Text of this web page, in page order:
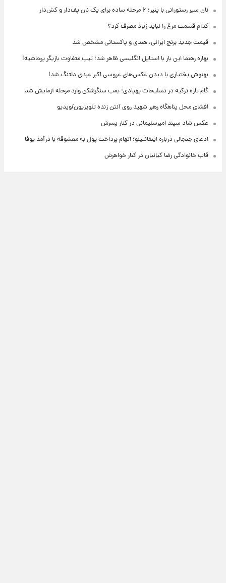
نان سیر رستورانی با پنیر؛ ۶ مرحله ساده برای یک نان پف‌دار و کش‌دار
کدام قسمت مرغ را نباید زیاد مصرف کرد؟
قیمت جدید برنج ایرانی، هندی و پاکستانی مشخص شد
بهاره رهنما این بار با استایل انگلیسی ظاهر شد؛ تیپ متفاوت بازیگر پرحاشیه!
بهنوش بختیاری با دیدن عکس‌های عروسی اکبر عبدی دلتنگ شد!
گام تازه ترکیه در تسلیحات پهپادی؛ بمب سنگرشکن وارد مرحله آزمایش شد
افشای محل پناهگاه‌ رهبر شهید روی آنتن زنده تلویزیون/ویدیو
عکس شاد سپند امیرسلیمانی در کنار پسرش
ادعای جنجالی درباره اینفانتینو؛ اتهام پرداخت پول به معشوقه با درآمد یوفا
قاب خانوادگی رضا کیانیان در کنار خواهرش